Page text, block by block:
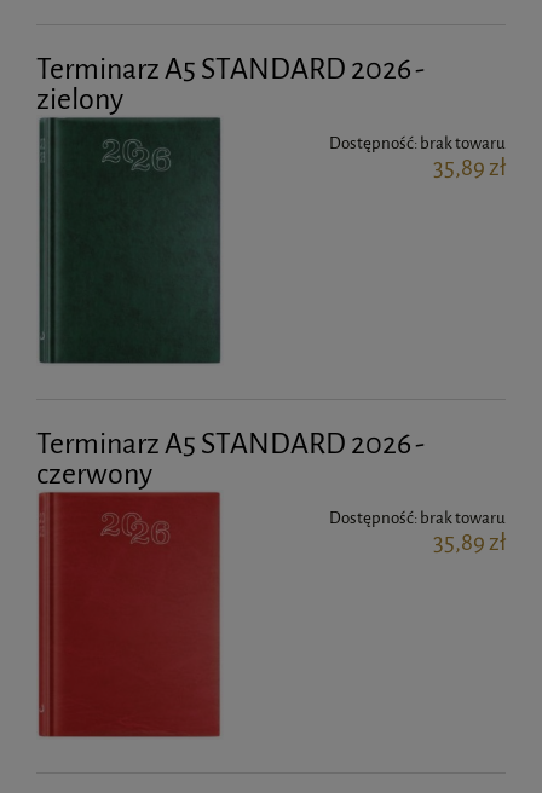
Terminarz A5 STANDARD 2026 -
zielony
Dostępność: brak towaru
35,89 zł
Terminarz A5 STANDARD 2026 -
czerwony
Dostępność: brak towaru
35,89 zł